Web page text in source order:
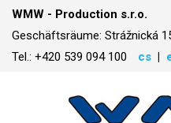
WMW - Production s.r.o.
Geschäftsräume: Strážnická
Tel.: +420 539 094 100
cs